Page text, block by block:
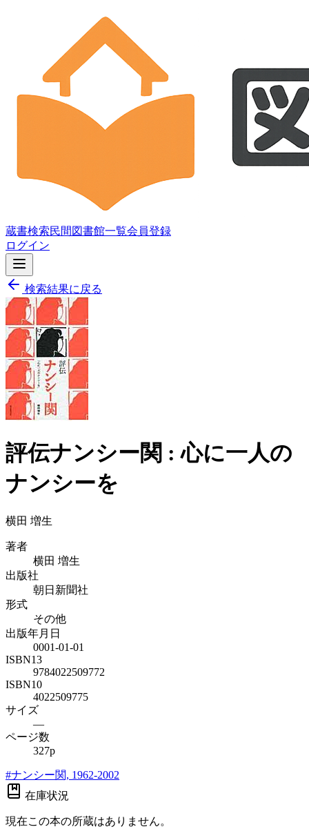
蔵書検索民間図書館一覧会員登録
ログイン
検索結果に戻る
評伝ナンシー関 : 心に一人の
ナンシーを
横田 増生
著者
横田 増生
出版社
朝日新聞社
形式
その他
出版年月日
0001-01-01
ISBN13
9784022509772
ISBN10
4022509775
サイズ
—
ページ数
327p
#ナンシー関, 1962-2002
在庫状況
現在この本の所蔵はありません。